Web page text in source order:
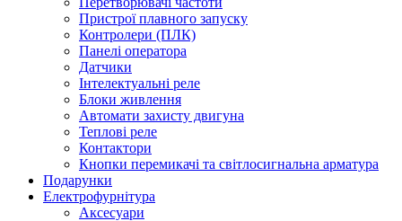
Пристрої плавного запуску
Контролери (ПЛК)
Панелі оператора
Датчики
Інтелектуальні реле
Блоки живлення
Автомати захисту двигуна
Теплові реле
Контактори
Кнопки перемикачі та світлосигнальна арматура
Подарунки
Електрофурнітура
Аксесуари